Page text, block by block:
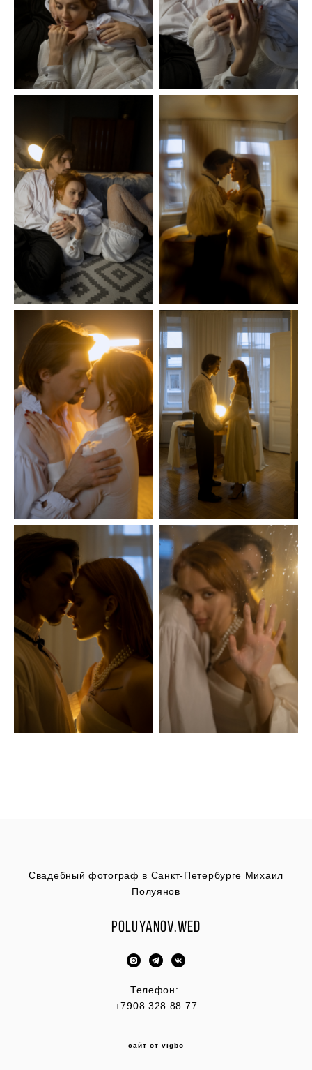
Свадебный фотограф в Санкт-Петербурге Михаил
Полуянов
Poluyanov.wed
Телефон:
+7908 328 88 77
сайт от vigbo